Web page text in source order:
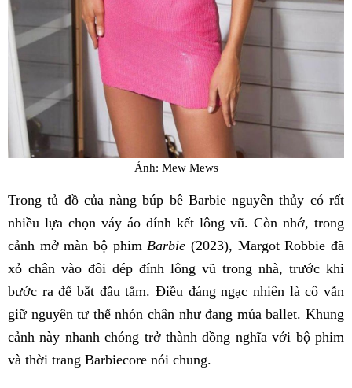
Ảnh: Mew Mews
Trong tủ đồ của nàng búp bê Barbie nguyên thủy có rất
nhiều lựa chọn váy áo đính kết lông vũ. Còn nhớ, trong
cảnh mở màn bộ phimBarbie(2023), Margot Robbie đã
xỏ chân vào đôi dép đính lông vũ trong nhà, trước khi
bước ra để bắt đầu tắm. Điều đáng ngạc nhiên là cô vẫn
giữ nguyên tư thế nhón chân như đang múa ballet. Khung
cảnh này nhanh chóng trở thành đồng nghĩa với bộ phim
và thời trang Barbiecore nói chung.